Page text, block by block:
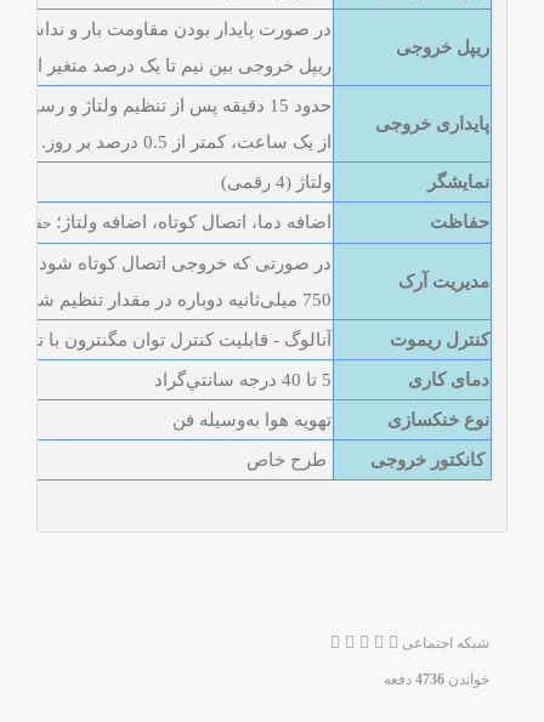
ریپل خروجی
در صورت پایدار بودن مقاومت بار و
ریپل خروجی بین نیم تا یک درصد متغیر است.
پایداری خروجی
از یک ساعت، کمتر از 0.5 درصد بر روز.
نمایشگر ولتاژ (4 رقمی)
حفاظت اضافه دما، اتصال کوتاه، اضافه ولتاژ؛ حفاظت
مدیریت آرک
در صورتی که خروجی اتصال کوتاه شود،
750 میلی‌ثانیه دوباره در مقدار تنظیم شده بازنشانی می‌شود.
کنترل ریموت آنالوگ - قابلیت کنترل توان مگنترون با
دمای کاری 5 تا 40 درجه سانتي‌گراد
نوع خنک­سازی تهويه هوا به‌­وسيله فن
کانکتور خروجی طرح خاص
شبکه اجتماعی
خواندن 4736 دفعه